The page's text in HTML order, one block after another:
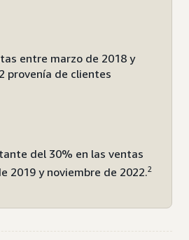
entre marzo de 2018 y
provenía de clientes
del 30% en las ventas
2019 y noviembre de 2022.2